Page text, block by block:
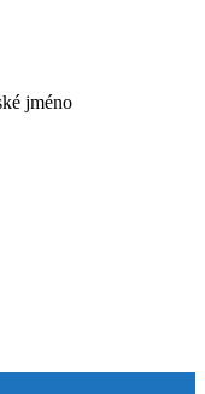
jméno